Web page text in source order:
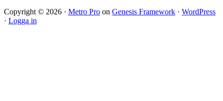
Copyright © 2026 · Metro Pro on Genesis Framework · WordPress
· Logga in